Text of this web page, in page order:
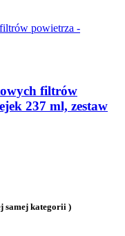
filtrów
237 ml, zestaw
samej kategorii )